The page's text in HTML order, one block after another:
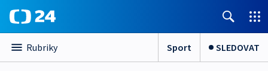
Rubriky Sport SLEDOVAT